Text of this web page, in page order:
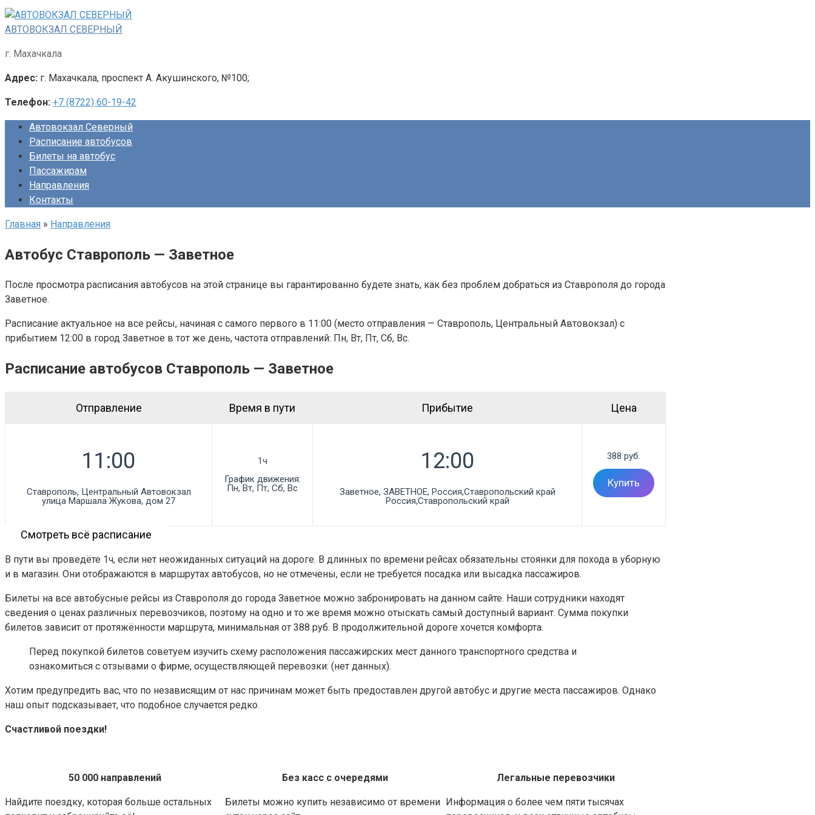
Перейти
к
АВТОВОКЗАЛ СЕВЕРНЫЙ
г. Махачкала
Адрес: г. Махачкала, проспект А. Акушинского, №100;
Телефон: +7 (8722) 60-19-42
Автовокзал Северный
Расписание автобусов
Билеты на автобус
Пассажирам
Направления
Контакты
Главная » Направления
Автобус Ставрополь — Заветное
После просмотра расписания автобусов на этой странице вы гарантированно будете знать, как без проблем добраться из Ставрополя до города
Заветное.
Расписание актуальное на все рейсы, начиная с самого первого в 11:00 (место отправления — Ставрополь, Центральный Автовокзал) с
прибытием 12:00 в город Заветное в тот же день, частота отправлений: Пн, Вт, Пт, Сб, Вс.
Расписание автобусов Ставрополь — Заветное
Отправление Время в пути Прибытие Цена
Ставрополь, Центральный Автовокзал
улица Маршала Жукова, дом 27
1ч
График движения:
Пн, Вт, Пт, Сб, Вс
Заветное, ЗАВЕТНОЕ, Россия,Ставропольский край
Россия,Ставропольский край
388 руб.
Купить
Смотреть всё расписание
В пути вы проведёте 1ч, если нет неожиданных ситуаций на дороге. В длинных по времени рейсах обязательны стоянки для похода в уборную
и в магазин. Они отображаются в маршрутах автобусов, но не отмечены, если не требуется посадка или высадка пассажиров.
Билеты на все автобусные рейсы из Ставрополя до города Заветное можно забронировать на данном сайте. Наши сотрудники находят
сведения о ценах различных перевозчиков, поэтому на одно и то же время можно отыскать самый доступный вариант. Сумма покупки
билетов зависит от протяжённости маршрута, минимальная от 388 руб. В продолжительной дороге хочется комфорта.
Перед покупкой билетов советуем изучить схему расположения пассажирских мест данного транспортного средства и
ознакомиться с отзывами о фирме, осуществляющей перевозки: (нет данных).
Хотим предупредить вас, что по независящим от нас причинам может быть предоставлен другой автобус и другие места пассажиров. Однако
наш опыт подсказывает, что подобное случается редко.
Счастливой поездки!
50 000 направлений
Найдите поездку, которая больше остальных
Без касс с очередями
Билеты можно купить независимо от времени
Легальные перевозчики
Информация о более чем пяти тысячах